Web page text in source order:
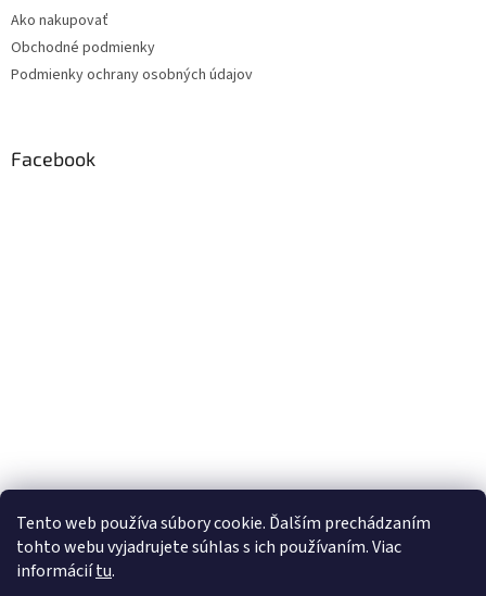
Tento web používa súbory cookie. Ďalším prechádzaním
tohto webu vyjadrujete súhlas s ich používaním. Viac
informáciítu.
Ako nakupovať
Obchodné podmienky
Podmienky ochrany osobných údajov
Facebook